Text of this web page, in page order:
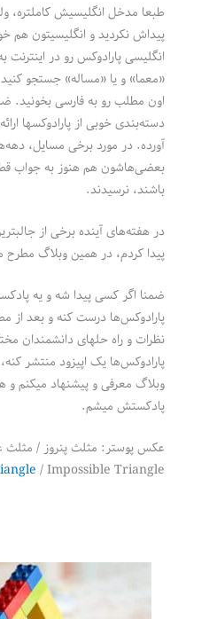
طبعا مدخل انگلیسیش کاملتره،
پیداش نکردید و انگلیسیتون هم
انگلیسی پارادوکس رو در اینترنت
«معما» و یا «مساله» جستجو
اون مطلب رو به فارسی بخونید.
دسته‌بندی خوبی از پارادوکسها
آورده. در مورد برخی مسایل،
بعضی‌هاشون هم هنوز به جواب
باشند، نرسیدند.
در هفته‌های آینده برخی از
پیدا کردم، در همین وبلاگ مطرح
ضمنا اگر کسی پیدا شه و یه
پارادوکس‌ها درست کنه و بعد از
نظرات و راه حلهای دانشمندان
پارادوکس‌ها یک اپیزود منتشر
وبلاگ معرفی و پیشنهاد میکنم و
پادکستش میشم.
عکس پوستر: مثلث پنروز / مثلث
/ Impossible Triangle)